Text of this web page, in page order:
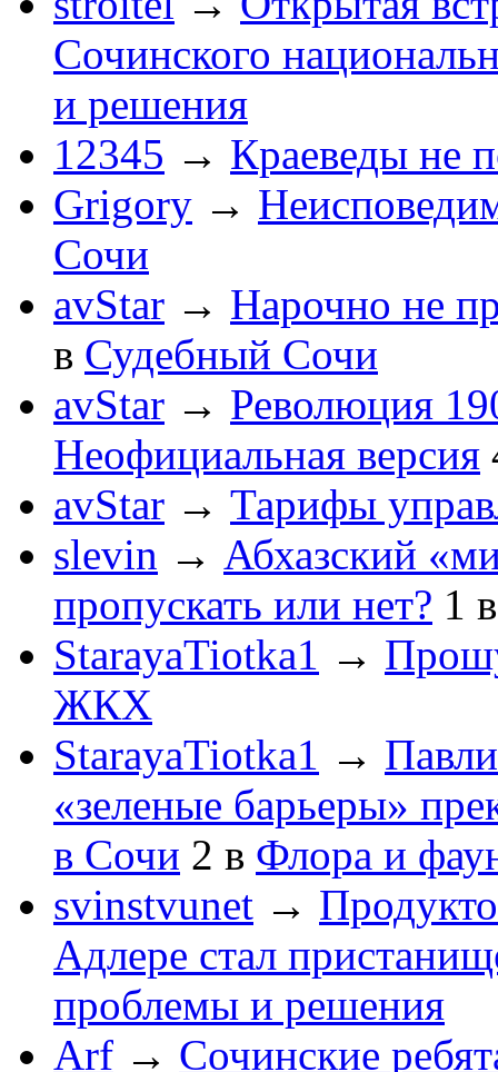
Сочинского
и решения
12345 → Краеведы не
Grigory →
Сочи
avStar → Нарочно не
в Судебный Сочи
avStar → Революция
Неофициальная версия
avStar → Тарифы
slevin → Абхазский
пропускать или нет? 1
StarayaTiotka1 →
ЖКХ
StarayaTiotka1 →
«зеленые барьеры»
в Сочи 2 в Флора и
svinstvunet →
Адлере стал
проблемы и решения
Arf → Сочинские